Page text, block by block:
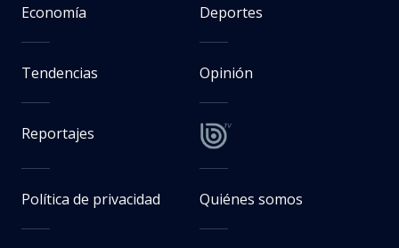
Economía Deportes
Tendencias Opinión
Reportajes
Política de privacidad Quiénes somos